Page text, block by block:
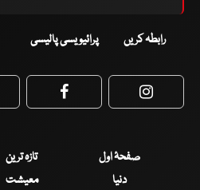
رابطہ کریں پرائیویسی پالیسی
Facebook
صفحۂ اول تازہ ترین
دنیا
معیشت